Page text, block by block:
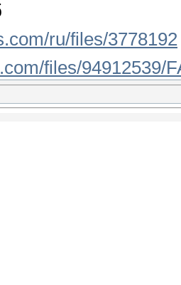
ru/files/3778192
files/94912539/